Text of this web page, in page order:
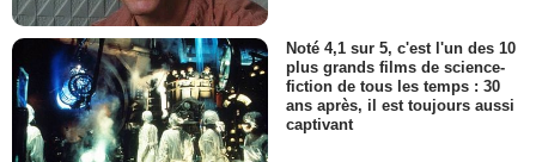
Noté 4,1 sur 5, c'est l'un des 10
plus grands films de science-
fiction de tous les temps : 30
ans après, il est toujours aussi
captivant